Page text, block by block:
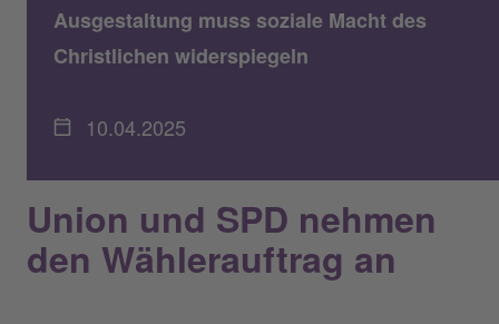
Ausgestaltung muss soziale Macht des
Christlichen widerspiegeln
10.04.2025
Union und SPD nehmen
den Wählerauftrag an